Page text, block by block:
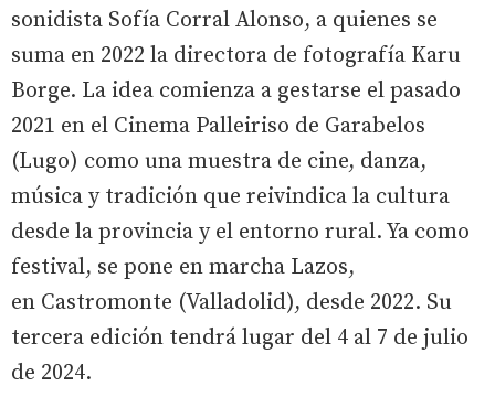
sonidista Sofía Corral Alonso, a quienes se
suma en 2022 la directora de fotografía Karu
Borge. La idea comienza a gestarse el pasado
2021 en el Cinema Palleiriso de Garabelos
(Lugo) como una muestra de cine, danza,
música y tradición que reivindica la cultura
desde la provincia y el entorno rural. Ya como
festival, se pone en marcha Lazos,
en Castromonte (Valladolid), desde 2022. Su
tercera edición tendrá lugar del 4 al 7 de julio
de 2024.